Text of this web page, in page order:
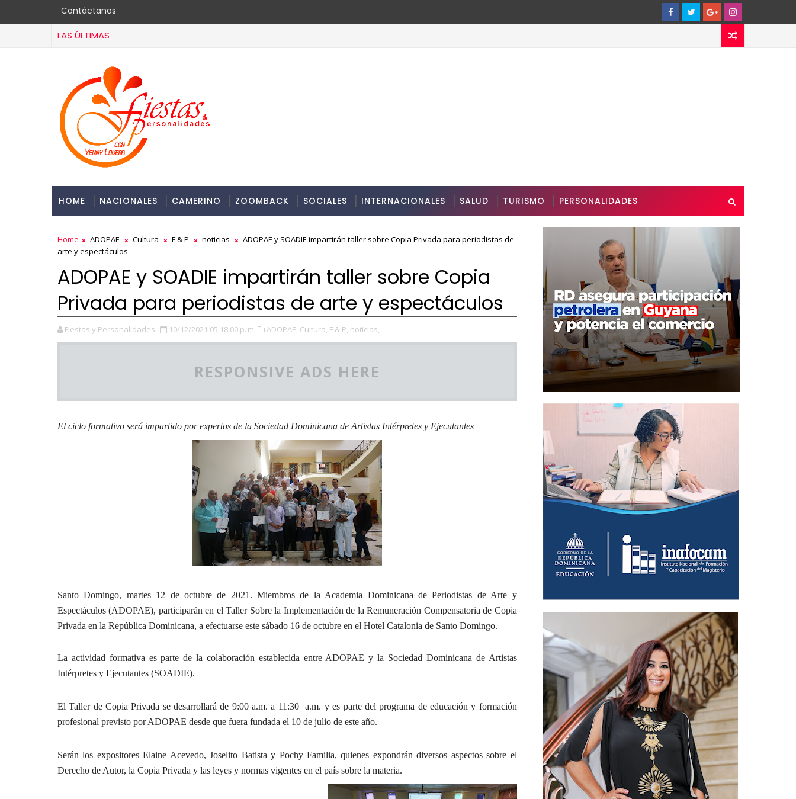
Contáctanos
LAS ÚLTIMAS
HOME NACIONALES CAMERINO ZOOMBACK SOCIALES INTERNACIONALES SALUD TURISMO PERSONALIDADES
Home ADOPAE Cultura F & P noticias
ADOPAE y SOADIE impartirán taller sobre Copia Privada para periodistas de
arte y espectáculos
ADOPAE y SOADIE impartirán taller sobre Copia
Privada para periodistas de arte y espectáculos
Fiestas y Personalidades 10/12/2021 05:18:00 p. m. ADOPAE, Cultura, F & P, noticias,
RESPONSIVE ADS HERE
El ciclo formativo será impartido por expertos de la Sociedad Dominicana de Artistas Intérpretes y Ejecutantes
Santo Domingo, martes 12 de octubre de 2021. Miembros de la Academia Dominicana de Periodistas de Arte y
Espectáculos (ADOPAE), participarán en el Taller Sobre la Implementación de la Remuneración Compensatoria de Copia
Privada en la República Dominicana, a efectuarse este sábado 16 de octubre en el Hotel Catalonia de Santo Domingo.
La actividad formativa es parte de la colaboración establecida entre ADOPAE y la Sociedad Dominicana de Artistas
Intérpretes y Ejecutantes (SOADIE).
El Taller de Copia Privada se desarrollará de 9:00 a.m. a 11:30 a.m. y es parte del programa de educación y formación
profesional previsto por ADOPAE desde que fuera fundada el 10 de julio de este año.
Serán los expositores Elaine Acevedo, Joselito Batista y Pochy Familia, quienes expondrán diversos aspectos sobre el
Derecho de Autor, la Copia Privada y las leyes y normas vigentes en el país sobre la materia.